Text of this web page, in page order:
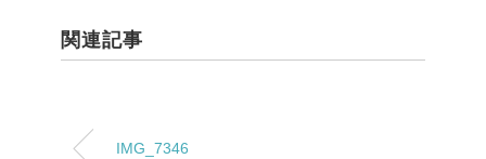
関連記事
IMG_7346